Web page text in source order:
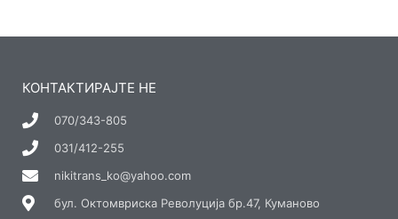
КОНТАКТИРАЈТЕ НЕ
070/343-805
031/412-255
nikitrans_ko@yahoo.com
бул. Октомвриска Револуција бр.47, Куманово